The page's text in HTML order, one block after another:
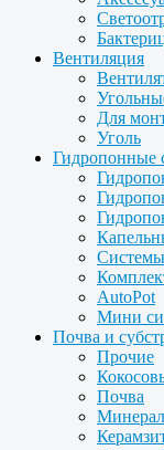
Вентиляция
Для
Уголь
Гидропонные
AutoPot
Мини
Почва и
Прочие
Почва